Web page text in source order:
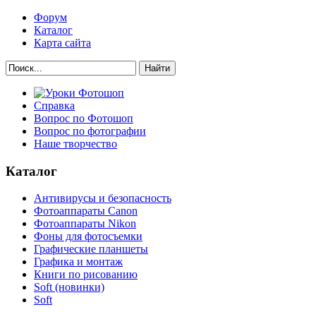
Форум
Каталог
Карта сайта
Найти
Справка
Вопрос по Фотошоп
Вопрос по фотографии
Наше творчество
Каталог
Антивирусы и безопасность
Фотоаппараты Canon
Фотоаппараты Nikon
Фоны для фотосъемки
Графические планшеты
Графика и монтаж
Книги по рисованию
Soft (новинки)
Soft